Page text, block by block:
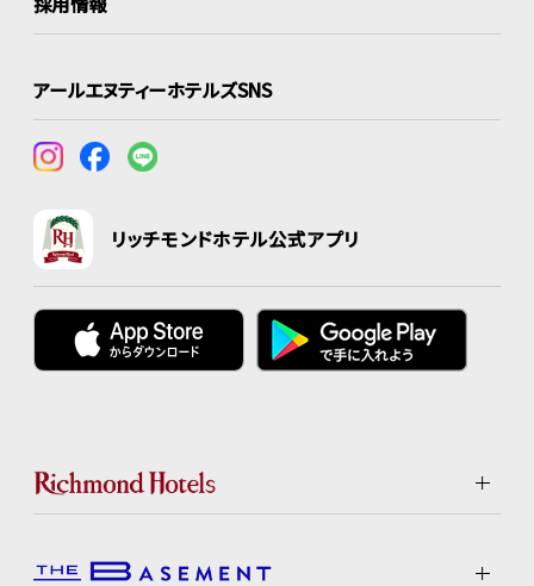
アールエヌティーホテルズSNS
リッチモンドホテル公式アプリ